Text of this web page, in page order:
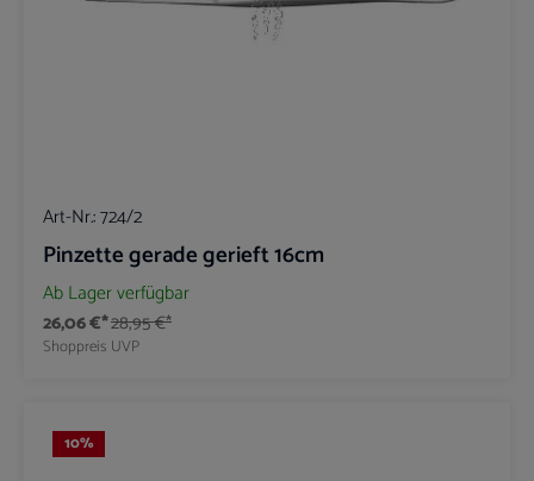
Art-Nr.:724/2
Pinzette gerade gerieft 16cm
Ab Lager verfügbar
26,06 €*
Shoppreis
28,95 €*
UVP
10%